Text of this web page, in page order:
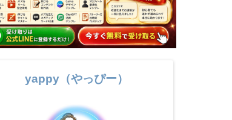
yappy（やっぴー）